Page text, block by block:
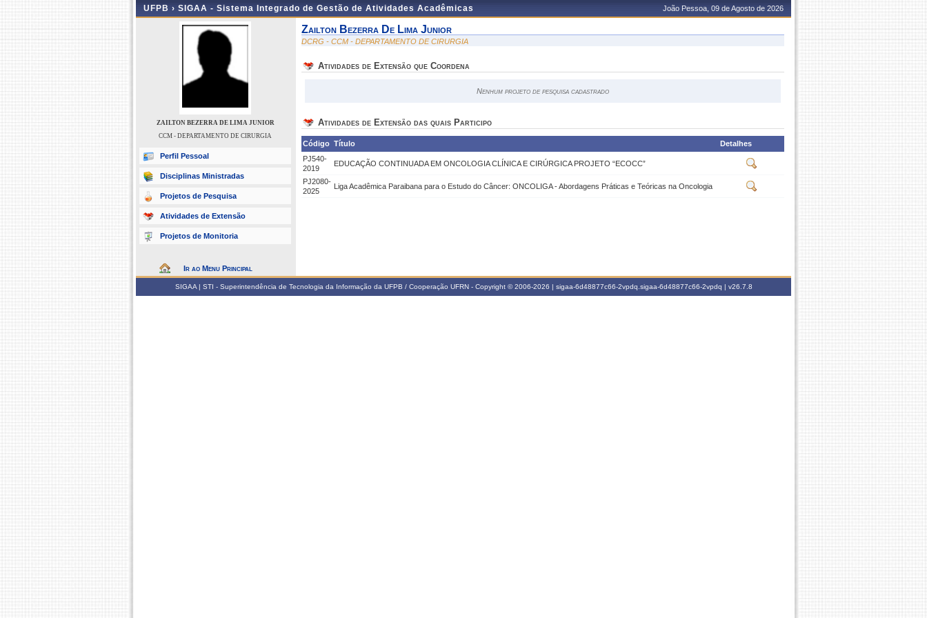
UFPB › SIGAA - Sistema Integrado de Gestão de Atividades Acadêmicas João Pessoa, 09 de Agosto de 2026
ZAILTON BEZERRA DE LIMA JUNIOR
CCM - DEPARTAMENTO DE CIRURGIA
Perfil Pessoal
Disciplinas Ministradas
Projetos de Pesquisa
Atividades de Extensão
Projetos de Monitoria
Ir ao Menu Principal
Zailton Bezerra De Lima Junior
DCRG - CCM - DEPARTAMENTO DE CIRURGIA
Atividades de Extensão que Coordena
Nenhum projeto de pesquisa cadastrado
Atividades de Extensão das quais Participo
Código Título
Detalhes
PJ540-
2019
EDUCAÇÃO CONTINUADA EM ONCOLOGIA CLÍNICA E CIRÚRGICA PROJETO “ECOCC”
PJ2080-
2025
Liga Acadêmica Paraibana para o Estudo do Câncer: ONCOLIGA - Abordagens Práticas e Teóricas na Oncologia
SIGAA | STI - Superintendência de Tecnologia da Informação da UFPB / Cooperação UFRN - Copyright © 2006-2026 | sigaa-6d48877c66-2vpdq.sigaa-6d48877c66-2vpdq | v26.7.8